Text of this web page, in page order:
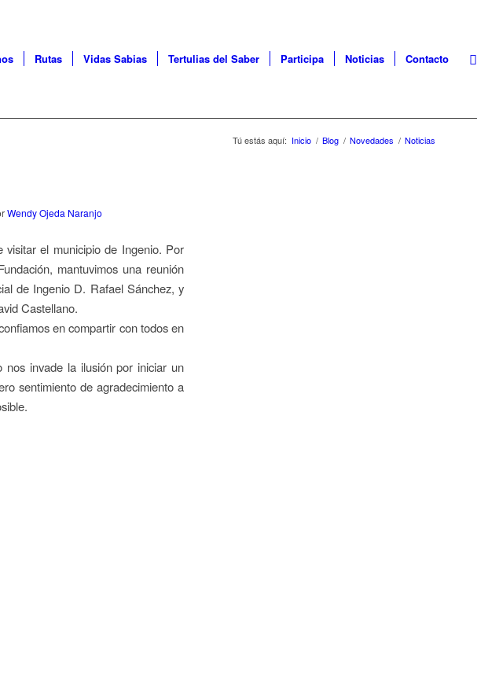
Rutas Vidas Sabias Tertulias del Saber Participa Noticias Contacto
Tú estás aquí: Inicio / Blog / Novedades / Noticias
Wendy Ojeda Naranjo
el municipio de Ingenio. Por
mantuvimos una reunión
de Ingenio D. Rafael Sánchez, y
Castellano.
en compartir con todos en
invade la ilusión por iniciar un
sentimiento de agradecimiento a